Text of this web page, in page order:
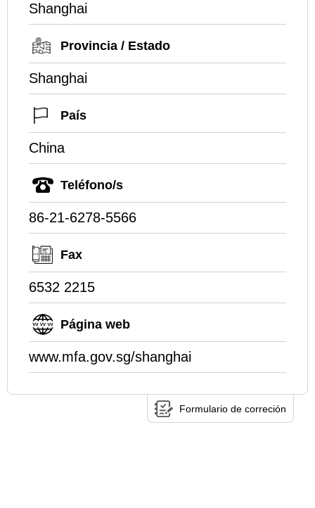
Shanghai
Provincia / Estado
Shanghai
País
China
Teléfono/s
86-21-6278-5566
Fax
6532 2215
Página web
www.mfa.gov.sg/shanghai
Formulario de correción